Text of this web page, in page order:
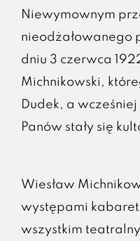
Niewymownym
nieodżałowanego
dniu 3 czerwca
Michnikowski,
Dudek, a
Panów stały się
Wiesław
występami
wszystkim